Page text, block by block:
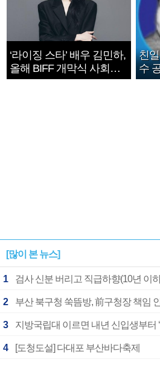
‘라이징 스타’ 배우 김민하,
올해 BIFF 개막식 사회자
확정
친
수
[많이 본 뉴스]
1
2 부산 북구청 쑥뜸방, 前구청장 책임
3 지방국립대 이르면 내년 신입생부터
4 [도청도설] 다대포 부산바다축제